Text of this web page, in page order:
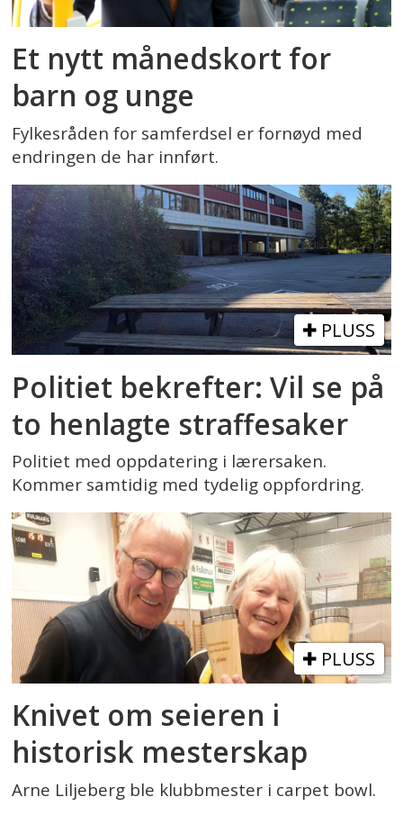
Et nytt månedskort for
barn og unge
Fylkesråden for samferdsel er fornøyd med
endringen de har innført.
PLUSS
Politiet bekrefter: Vil se på
to henlagte straffesaker
Politiet med oppdatering i lærersaken.
Kommer samtidig med tydelig oppfordring.
PLUSS
Knivet om seieren i
historisk mesterskap
Arne Liljeberg ble klubbmester i carpet bowl.